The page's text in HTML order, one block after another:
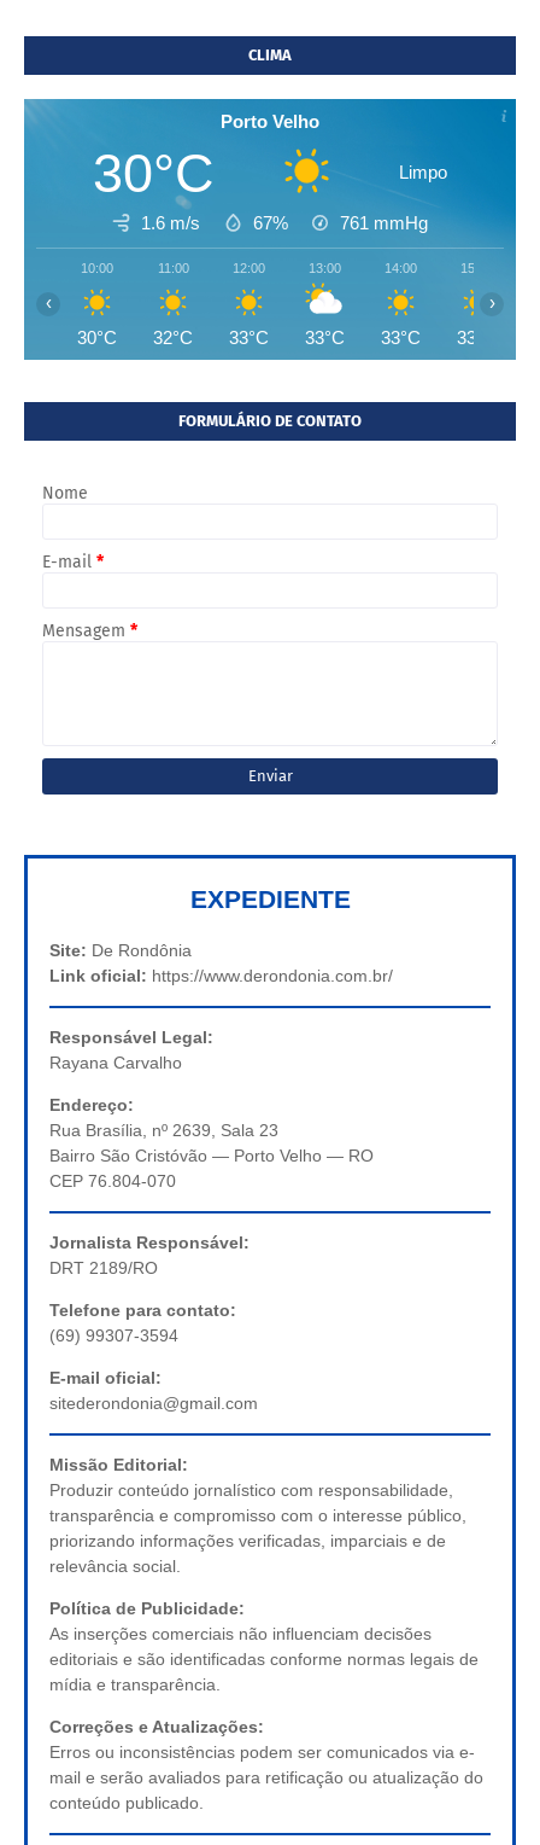
CLIMA
Porto Velho
30°C Limpo
1.6 m/s 67% 761 mmHg
10:00
30°C
11:00
32°C
12:00
33°C
13:00
33°C
14:00
33°C
15:00
33°C
‹ ›
FORMULÁRIO DE CONTATO
Nome
E-mail *
Mensagem *
EXPEDIENTE
Site: De Rondônia
Link oficial: https://www.derondonia.com.br/
Responsável Legal:
Rayana Carvalho
Endereço:
Rua Brasília, nº 2639, Sala 23
Bairro São Cristóvão — Porto Velho — RO
CEP 76.804-070
Jornalista Responsável:
DRT 2189/RO
Telefone para contato:
(69) 99307-3594
E-mail oficial:
sitederondonia@gmail.com
Missão Editorial:
Produzir conteúdo jornalístico com responsabilidade,
transparência e compromisso com o interesse público,
priorizando informações verificadas, imparciais e de
relevância social.
Política de Publicidade:
As inserções comerciais não influenciam decisões
editoriais e são identificadas conforme normas legais de
mídia e transparência.
Correções e Atualizações:
Erros ou inconsistências podem ser comunicados via e-
mail e serão avaliados para retificação ou atualização do
conteúdo publicado.